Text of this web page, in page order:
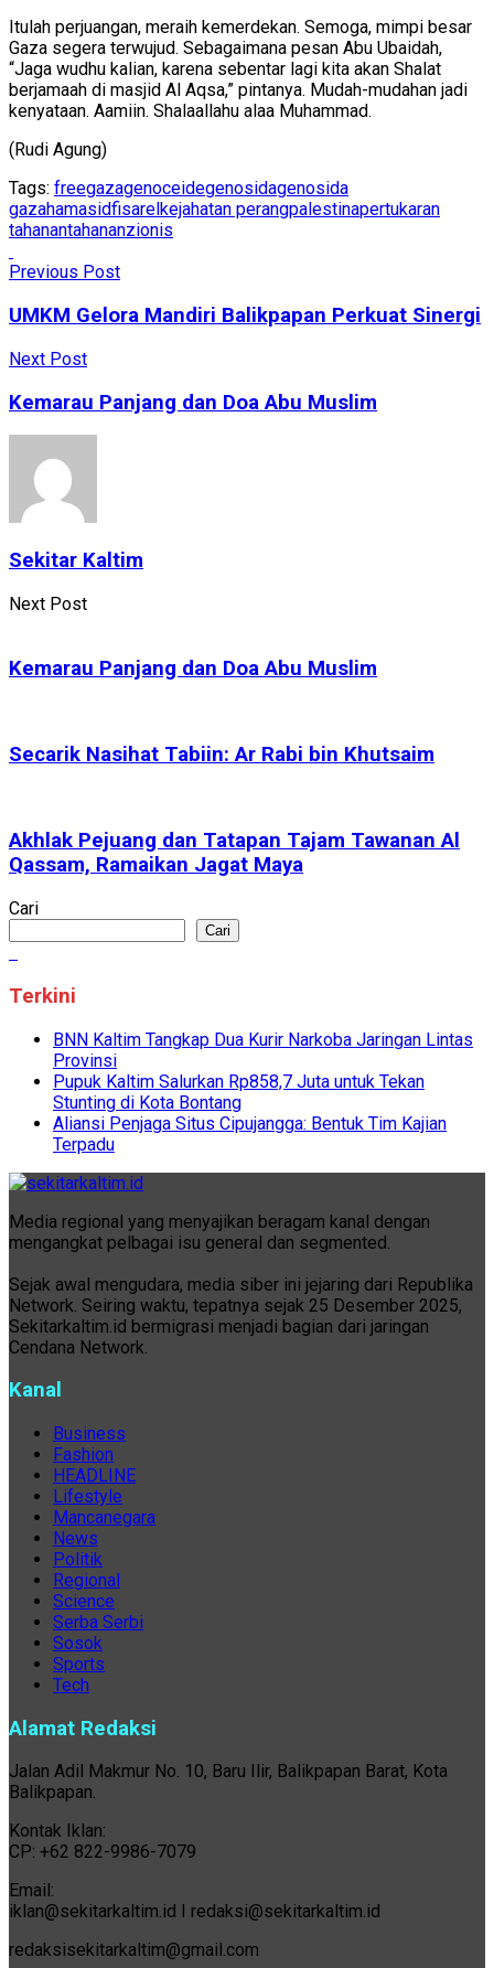
Itulah perjuangan, meraih kemerdekan. Semoga, mimpi besar
Gaza segera terwujud. Sebagaimana pesan Abu Ubaidah,
“Jaga wudhu kalian, karena sebentar lagi kita akan Shalat
berjamaah di masjid Al Aqsa,” pintanya. Mudah-mudahan jadi
kenyataan. Aamiin. Shalaallahu alaa Muhammad.
(Rudi Agung)
Tags: freegazagenoceidegenosidagenosida
gazahamasidfisarel kejahatan perangpalestinapertukaran
tahanantahananzionis
Previous Post
UMKM Gelora Mandiri Balikpapan Perkuat Sinergi
Next Post
Kemarau Panjang dan Doa Abu Muslim
Sekitar Kaltim
Next Post
Kemarau Panjang dan Doa Abu Muslim
Secarik Nasihat Tabiin: Ar Rabi bin Khutsaim
Akhlak Pejuang dan Tatapan Tajam Tawanan Al
Qassam, Ramaikan Jagat Maya
Cari
Cari
Terkini
BNN Kaltim Tangkap Dua Kurir Narkoba Jaringan Lintas
Provinsi
Pupuk Kaltim Salurkan Rp858,7 Juta untuk Tekan
Stunting di Kota Bontang
Aliansi Penjaga Situs Cipujangga: Bentuk Tim Kajian
Terpadu
Media regional yang menyajikan beragam kanal dengan
mengangkat pelbagai isu general dan segmented.
Sejak awal mengudara, media siber ini jejaring dari Republika
Network. Seiring waktu, tepatnya sejak 25 Desember 2025,
Sekitarkaltim.id bermigrasi menjadi bagian dari jaringan
Cendana Network.
Kanal
Business
Fashion
HEADLINE
Lifestyle
Mancanegara
News
Politik
Regional
Science
Serba Serbi
Sosok
Sports
Tech
Alamat Redaksi
Jalan Adil Makmur No. 10, Baru Ilir, Balikpapan Barat, Kota
Balikpapan.
Kontak Iklan:
CP: +62 822-9986-7079
Email:
iklan@sekitarkaltim.id I redaksi@sekitarkaltim.id
redaksisekitarkaltim@gmail.com